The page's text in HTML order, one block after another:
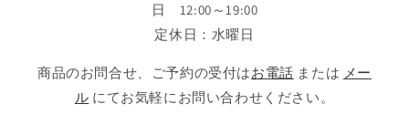
日 12:00～19:00
定休日：水曜日
商品のお問合せ、ご予約の受付はお電話 または メー
ル にてお気軽にお問い合わせください。